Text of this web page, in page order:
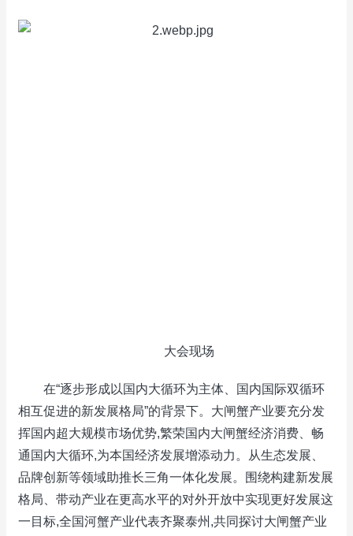
大会现场
在“逐步形成以国内大循环为主体、国内国际双循环
相互促进的新发展格局”的背景下。大闸蟹产业要充分发
挥国内超大规模市场优势,繁荣国内大闸蟹经济消费、畅
通国内大循环,为本国经济发展增添动力。从生态发展、
品牌创新等领域助推长三角一体化发展。围绕构建新发展
格局、带动产业在更高水平的对外开放中实现更好发展这
一目标,全国河蟹产业代表齐聚泰州,共同探讨大闸蟹产业